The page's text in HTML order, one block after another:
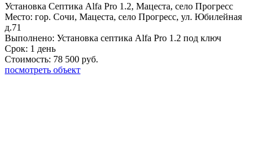
Установка Септика Alfa Pro 1.2, Мацеста, село Прогресс
Место: гор. Сочи, Мацеста, село Прогресс, ул. Юбилейная
д.71
Выполнено: Установка септика Alfa Pro 1.2 под ключ
Срок: 1 день
Стоимость: 78 500 руб.
посмотреть объект